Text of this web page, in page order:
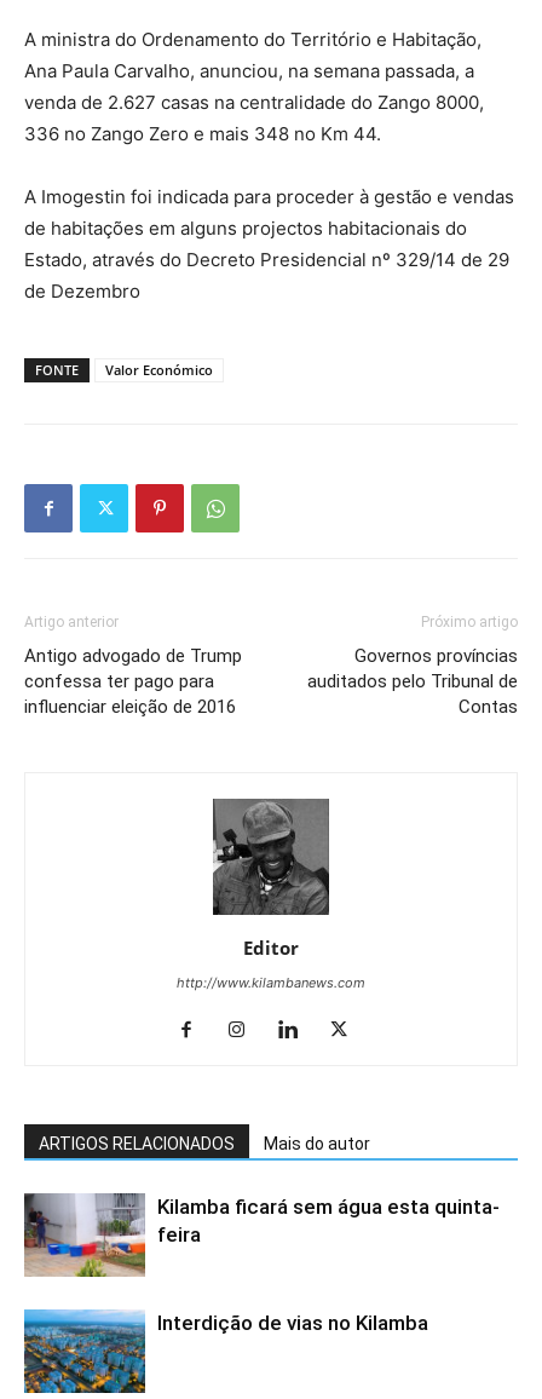
A ministra do Ordenamento do Território e Habitação,
Ana Paula Carvalho, anunciou, na semana passada, a
venda de 2.627 casas na centralidade do Zango 8000,
336 no Zango Zero e mais 348 no Km 44.
A Imogestin foi indicada para proceder à gestão e vendas
de habitações em alguns projectos habitacionais do
Estado, através do Decreto Presidencial nº 329/14 de 29
de Dezembro
FONTE Valor Económico
Artigo anterior
Antigo advogado de Trump
confessa ter pago para
influenciar eleição de 2016
Próximo artigo
Governos províncias
auditados pelo Tribunal de
Contas
Editor
http://www.kilambanews.com
ARTIGOS RELACIONADOS Mais do autor
Kilamba ficará sem água esta quinta-
feira
Interdição de vias no Kilamba